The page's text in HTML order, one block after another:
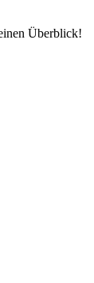
Überblick!